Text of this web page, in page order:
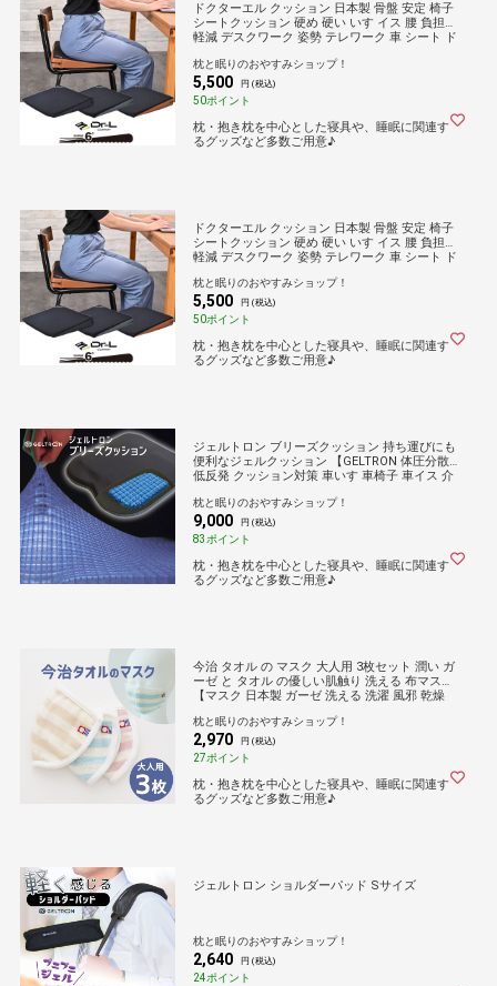
ドクターエル クッション 日本製 骨盤 安定 椅子
シートクッション 硬め 硬い いす イス 腰 負担
軽減 デスクワーク 姿勢 テレワーク 車 シート ド
厚め 厚い 持ち運び 長時間 勉強
枕と眠りのおやすみショップ！
5,500 円 (税込)
50ポイント
枕・抱き枕を中心とした寝具や、睡眠に関連す
るグッズなど多数ご用意♪
ドクターエル クッション 日本製 骨盤 安定 椅子
シートクッション 硬め 硬い いす イス 腰 負担
軽減 デスクワーク 姿勢 テレワーク 車 シート ド
厚め 厚い 持ち運び 長時間 勉強
枕と眠りのおやすみショップ！
5,500 円 (税込)
50ポイント
枕・抱き枕を中心とした寝具や、睡眠に関連す
るグッズなど多数ご用意♪
ジェルトロン ブリーズクッション 持ち運びにも
便利なジェルクッション 【GELTRON 体圧分散
低反発 クッション対策 車いす 車椅子 車イス 介
ス 車 ドライブ 持ち運び】
枕と眠りのおやすみショップ！
9,000 円 (税込)
83ポイント
枕・抱き枕を中心とした寝具や、睡眠に関連す
るグッズなど多数ご用意♪
今治 タオル の マスク 大人用 3枚セット 潤い ガ
ーゼ と タオル の優しい肌触り 洗える 布マスク
【マスク 日本製 ガーゼ 洗える 洗濯 風邪 乾燥
ゃれ かわいい 定価販売 在庫あり】
枕と眠りのおやすみショップ！
2,970 円 (税込)
27ポイント
枕・抱き枕を中心とした寝具や、睡眠に関連す
るグッズなど多数ご用意♪
ジェルトロン ショルダーパッド Sサイズ
枕と眠りのおやすみショップ！
2,640 円 (税込)
24ポイント